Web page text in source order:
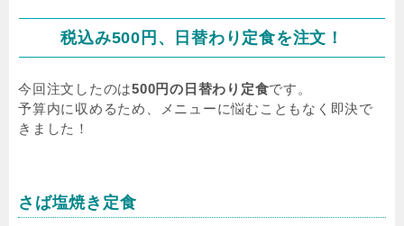
税込み500円、日替わり定食を注文！
今回注文したのは500円の日替わり定食です。
予算内に収めるため、メニューに悩むこともなく即決で
きました！
さば塩焼き定食